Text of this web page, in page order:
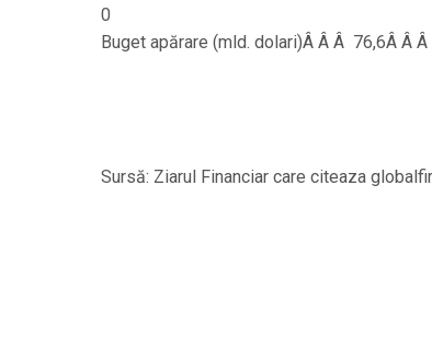
0
Buget apărare (mld. dolari)Â Â Â 76,6Â Â
Sursă: Ziarul Financiar care citeaza